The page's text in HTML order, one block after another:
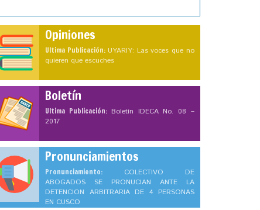
Opiniones
Ultima Publicación: UYARIY: Las voces que no
quieren que escuches
Boletín
Ultima Publicación: Boletín IDECA No. 08 –
2017
Pronunciamientos
Pronunciamiento: COLECTIVO DE
ABOGADOS SE PRONUCIAN ANTE LA
DETENCION ARBITRARIA DE 4 PERSONAS
EN CUSCO